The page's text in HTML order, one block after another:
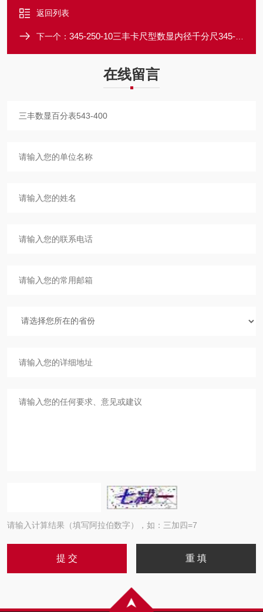
返回列表
下一个： 345-250-10三丰卡尺型数显内径千分尺345-250-10 苏州特约店
在线留言
请输入计算结果（填写阿拉伯数字），如：三加四=7